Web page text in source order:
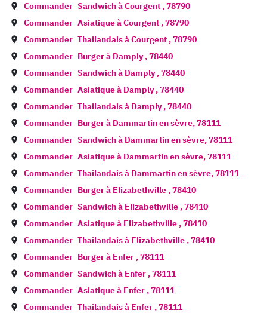
Commander Sandwich àCourgent ,78790
Commander Asiatique àCourgent ,78790
Commander Thailandais àCourgent ,78790
Commander Burger à Damply,78440
Commander Sandwich à Damply,78440
Commander Asiatique à Damply,78440
Commander Thailandais à Damply,78440
Commander Burger à Dammartin en sèvre,78111
Commander Sandwich à Dammartin en sèvre,78111
Commander Asiatique à Dammartin en sèvre,78111
Commander Thailandais à Dammartin en sèvre,78111
Commander Burger à Elizabethville ,78410
Commander Sandwich à Elizabethville ,78410
Commander Asiatique à Elizabethville ,78410
Commander Thailandais à Elizabethville ,78410
Commander Burger à Enfer ,78111
Commander Sandwich à Enfer ,78111
Commander Asiatique à Enfer ,78111
Commander Thailandais à Enfer ,78111